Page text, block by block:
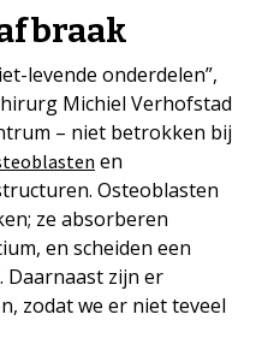
levende onderdelen”,
Michiel Verhofstad
– niet betrokken bij
en
Osteoblasten
ze absorberen
en scheiden een
Daarnaast zijn er
zodat we er niet teveel